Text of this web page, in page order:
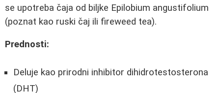
se upotreba čaja od biljke Epilobium angustifolium
(poznat kao ruski čaj ili fireweed tea).
Prednosti:
Deluje kao prirodni inhibitor dihidrotestosterona
(DHT)